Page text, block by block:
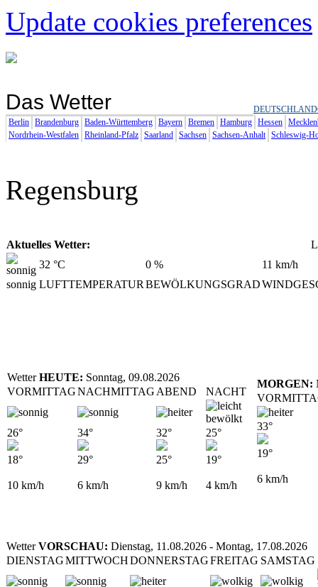
Update cookies preferences
Das Wetter DEUTSCHLAND
Berlin Brandenburg Baden-Württemberg Bayern Bremen Hamburg Hessen
Nordrhein-Westfalen Rheinland-Pfalz Saarland Sachsen Sachsen-Anhalt Schleswig-
Regensburg
Aktuelles Wetter:
32 °C 0 % 11 km/h
sonnig LUFTTEMPERATUR BEWÖLKUNGSGRAD
WetterHEUTE: Sonntag, 09.08.2026
VORMITTAGNACHMITTAG ABEND NACHT
26°
18°
10 km/h
34°
29°
6 km/h
32°
25°
9 km/h
25°
19°
4 km/h
MORGEN:
33°
19°
6 km/h
WetterVORSCHAU: Dienstag, 11.08.2026 - Montag, 17.08.2026
DIENSTAGMITTWOCHDONNERSTAGFREITAG SAMSTAG